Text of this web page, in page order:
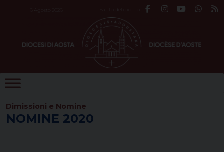
Dimissioni e Nomine
NOMINE 2020